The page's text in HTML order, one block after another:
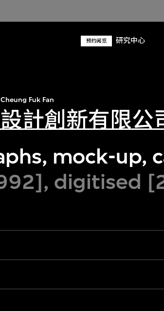
预约阅览 研究中心
Fuk Fan
計創新有限公
mock-up,
digitised